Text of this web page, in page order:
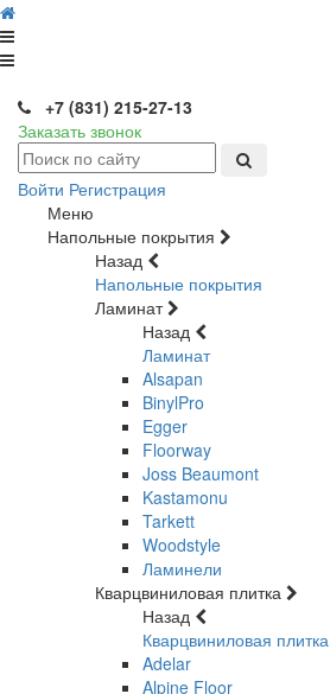
+7 (831) 215-27-13
Заказать звонок
Войти Регистрация
Меню
Напольные покрытия
Назад
Напольные покрытия
Ламинат
Назад
Ламинат
Alsapan
BinylPro
Egger
Floorway
Joss Beaumont
Kastamonu
Tarkett
Woodstyle
Ламинели
Кварцвиниловая плитка
Назад
Кварцвиниловая плитка
Adelar
Alpine Floor